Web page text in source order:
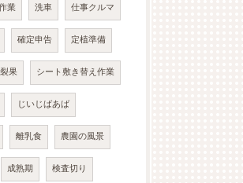
業 洗車 仕事クルマ
確定申告 定植準備
裂果 シート敷き替え作業
じいじばあば
離乳食 農園の風景
成熟期 検査切り